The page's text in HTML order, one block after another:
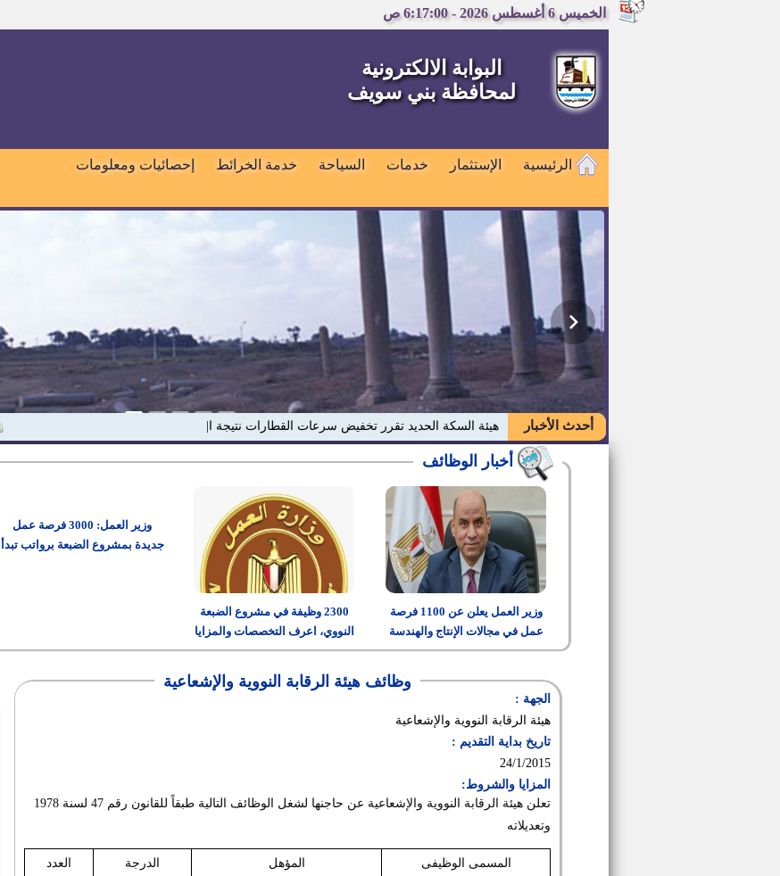
الخميس 6 أغسطس 2026 - 6:17:00 ص
البوابة الالكترونية
لمحافظة بني سويف
الرئيسية الإستثمار خدمات السياحة خدمة الخرائط إحصائيات ومعلومات
أحدث الأخبار هيئة السكة الحديد تقرر تخفيض سرعات القطارات نتيجة ارتفاع درجات ا|
وزير العمل يعلن عن 1100 فرصة
عمل في مجالات الإنتاج والهندسة
والتشغيل
2300 وظيفة في مشروع الضبعة
النووي، اعرف التخصصات والمزايا
وطريقة التقديم
وزير العمل: 3000 فرصة عمل
جديدة بمشروع الضبعة برواتب تبدأ
وظائف هيئة الرقابة النووية والإشعاعية
الجهة :
هيئة الرقابة النووية والإشعاعية
تاريخ بداية التقديم :
24/1/2015
المزايا والشروط:
تعلن هيئة الرقابة النووية والإشعاعية عن حاجنها لشغل الوظائف التالية طبقاً للقانون رقم 47 لسنة 1978
وتعديلاته
المسمى الوظيفى المؤهل الدرجة العدد